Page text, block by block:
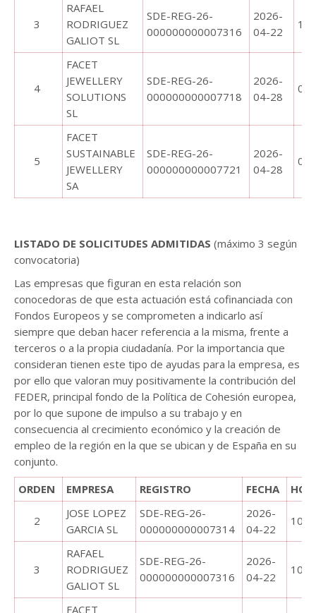
3
RAFAEL
RODRIGUEZ
GALIOT SL
SDE-REG-26-
000000000007316
2026-
04-22
4
FACET
JEWELLERY
SOLUTIONS
SL
SDE-REG-26-
000000000007718
2026-
04-28
5
FACET
SUSTAINABLE
JEWELLERY
SA
SDE-REG-26-
000000000007721
2026-
04-28
LISTADO DE SOLICITUDES ADMITIDAS (máximo 3 según
convocatoria)
Las empresas que figuran en esta relación son
conocedoras de que esta actuación está cofinanciada con
Fondos Europeos y se comprometen a indicarlo así
siempre que deban hacer referencia a la misma, frente a
terceros o a la propia ciudadanía. Por la importancia que
consideran tienen este tipo de ayudas para la empresa, es
por ello que valoran muy positivamente la contribución del
FEDER, principal fondo de la Política de Cohesión europea,
por lo que supone de impulso a su trabajo y en
consecuencia al crecimiento económico y la creación de
empleo de la región en la que se ubican y de España en su
conjunto.
ORDEN
EMPRESA REGISTRO FECHA
2
JOSE LOPEZ
GARCIA SL
SDE-REG-26-
000000000007314
2026-
04-22
3
RAFAEL
RODRIGUEZ
GALIOT SL
SDE-REG-26-
000000000007316
2026-
04-22
FACET